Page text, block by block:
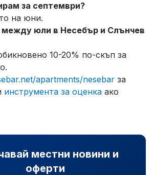
за септември?
на юни.
между юли в Несебър и Слънчев
10-20% по-скъп за
apartments/nesebar за
инструмента за оценка ако
местни новини и
оферти